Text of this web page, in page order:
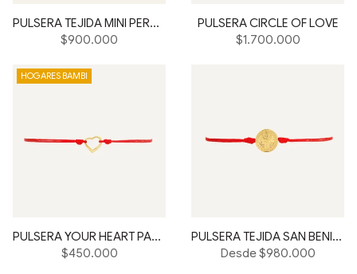
PULSERA TEJIDA MINI PERSONAL STAR
Precio
$900.000
PULSERA CIRCLE OF LOVE
Precio
$1.700.000
HOGARES BAMBI
PULSERA YOUR HEART PARA HOGARES BAMBI
Precio
$450.000
PULSERA TEJIDA SAN BENITO
Desde $980.000